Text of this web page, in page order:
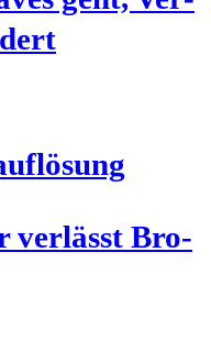
ver­lässt Bro­